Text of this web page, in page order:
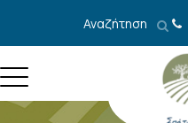
Αναζήτηση